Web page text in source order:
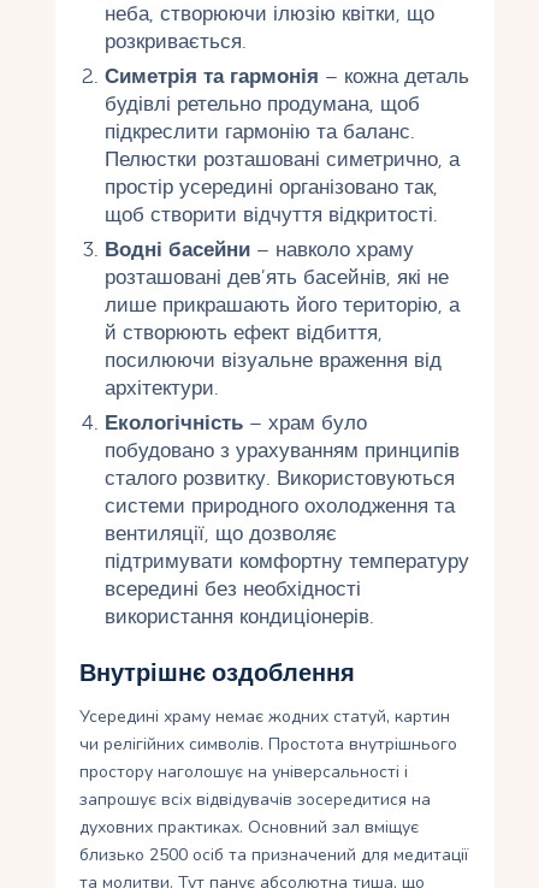
неба, створюючи ілюзію квітки, що
розкривається.
Симетрія та гармонія – кожна деталь
будівлі ретельно продумана, щоб
підкреслити гармонію та баланс.
Пелюстки розташовані симетрично, а
простір усередині організовано так,
щоб створити відчуття відкритості.
Водні басейни– навколо храму
розташовані дев’ять басейнів, які не
лише прикрашають його територію, а
й створюють ефект відбиття,
посилюючи візуальне враження від
архітектури.
Екологічність– храм було
побудовано з урахуванням принципів
сталого розвитку. Використовуються
системи природного охолодження та
вентиляції, що дозволяє
підтримувати комфортну температуру
всередині без необхідності
використання кондиціонерів.
Внутрішнє оздоблення
Усередині храму немає жодних статуй, картин
чи релігійних символів. Простота внутрішнього
простору наголошує на універсальності і
запрошує всіх відвідувачів зосередитися на
духовних практиках. Основний зал вміщує
близько 2500 осіб та призначений для медитації
та молитви. Тут панує абсолютна тиша, що